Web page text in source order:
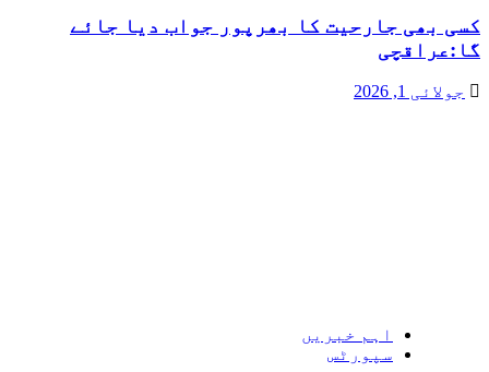
کسی بھی جارحیت کا بھرپور جواب دیا جائے
گا:عراقچی
جولائی 1, 2026
اہم خبریں
سپورٹس